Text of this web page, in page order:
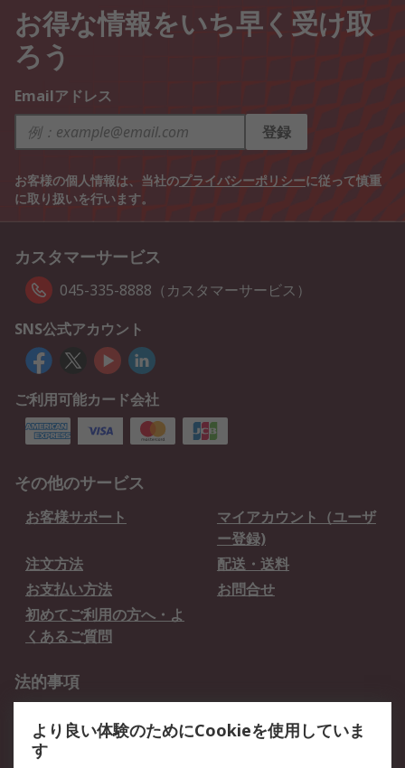
お得な情報をいち早く受け取
ろう
Emailアドレス
登録
お客様の個人情報は、当社のプライバシーポリシーに従って慎重
に取り扱いを行います。
カスタマーサービス
045-335-8888（カスタマーサービス）
SNS公式アカウント
ご利用可能カード会社
その他のサービス
お客様サポート
マイアカウント（ユーザ
ー登録)
注文方法
配送・送料
お支払い方法
お問合せ
初めてご利用の方へ・よ
くあるご質問
法的事項
クッキーポリシー
より良い体験のためにCookieを使用していま
す